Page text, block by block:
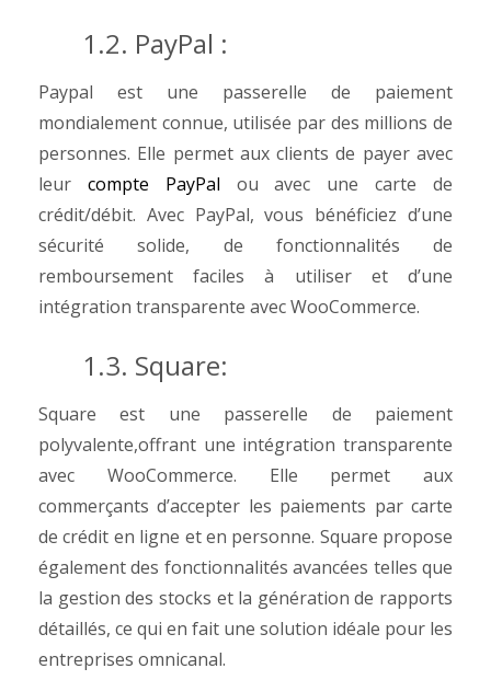
1.2. PayPal :
Paypal est une passerelle de paiement
mondialement connue, utilisée par des millions de
personnes. Elle permet aux clients de payer avec
leur compte PayPal ou avec une carte de
crédit/débit. Avec PayPal, vous bénéficiez d’une
sécurité solide, de fonctionnalités de
remboursement faciles à utiliser et d’une
intégration transparente avec WooCommerce.
1.3. Square:
Square est une passerelle de paiement
polyvalente,offrant une intégration transparente
avec WooCommerce. Elle permet aux
commerçants d’accepter les paiements par carte
de crédit en ligne et en personne. Square propose
également des fonctionnalités avancées telles que
la gestion des stocks et la génération de rapports
détaillés, ce qui en fait une solution idéale pour les
entreprises omnicanal.